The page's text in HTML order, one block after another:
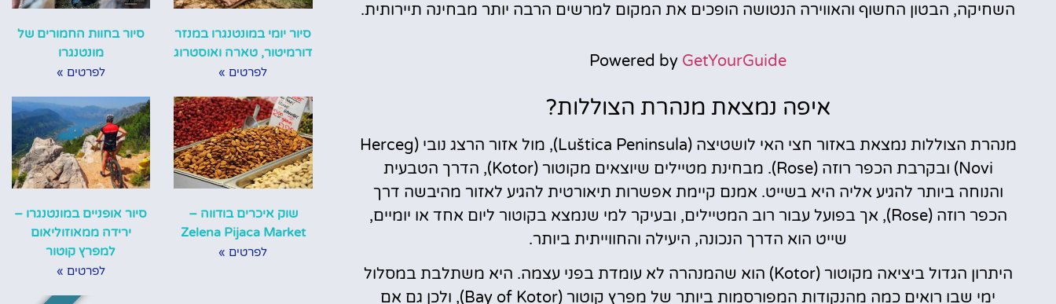
השחיקה, הבטון החשוף והאווירה הנטושה הופכים את המקום למרשים הרבה יותר מבחינה תיירותית.
Powered by GetYourGuide
איפה נמצאת מנהרת הצוללות?
מנהרת הצוללות נמצאת באזור חצי האי לושטיצה (Luštica Peninsula), מול אזור הרצג נובי (Herceg
Novi) ובקרבת הכפר רוזה (Rose). מבחינת מטיילים שיוצאים מקוטור (Kotor), הדרך הטבעית
והנוחה ביותר להגיע אליה היא בשייט. אמנם קיימת אפשרות תיאורטית להגיע לאזור מהיבשה דרך
הכפר רוזה (Rose), אך בפועל עבור רוב המטיילים, ובעיקר למי שנמצא בקוטור ליום אחד או יומיים,
שייט הוא הדרך הנכונה, היעילה והחווייתית ביותר.
היתרון הגדול ביציאה מקוטור (Kotor) הוא שהמנהרה לא עומדת בפני עצמה. היא משתלבת במסלול
ימי שבו רואים כמה מהנקודות המפורסמות ביותר של מפרץ קוטור (Bay of Kotor), ולכן גם אם
סיור יומי במונטנגרו במנזר
דורמיטור, טארה ואוסטרוג
לפרטים »
סיור בחוות החמורים של
מונטנגרו
לפרטים »
שוק איכרים בודווה –
Zelena Pijaca Market
לפרטים »
סיור אופניים במונטנגרו –
ירידה ממאוזוליאום
למפרץ קוטור
לפרטים »